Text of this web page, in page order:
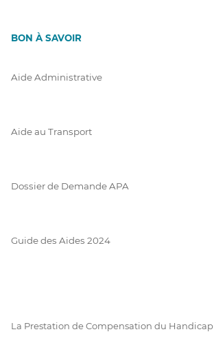
BON À SAVOIR
Aide Administrative
Aide au Transport
Dossier de Demande APA
Guide des Aides 2024
La Prestation de Compensation du Handicap